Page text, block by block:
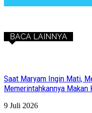
BACA LAINNYA
Saat Maryam Ingin Mati,
Memerintahkannya Makan
9 Juli 2026